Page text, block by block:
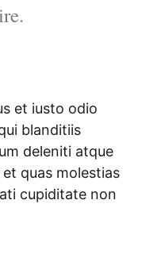
et iusto odio
blanditiis
deleniti atque
quas molestias
cupiditate non